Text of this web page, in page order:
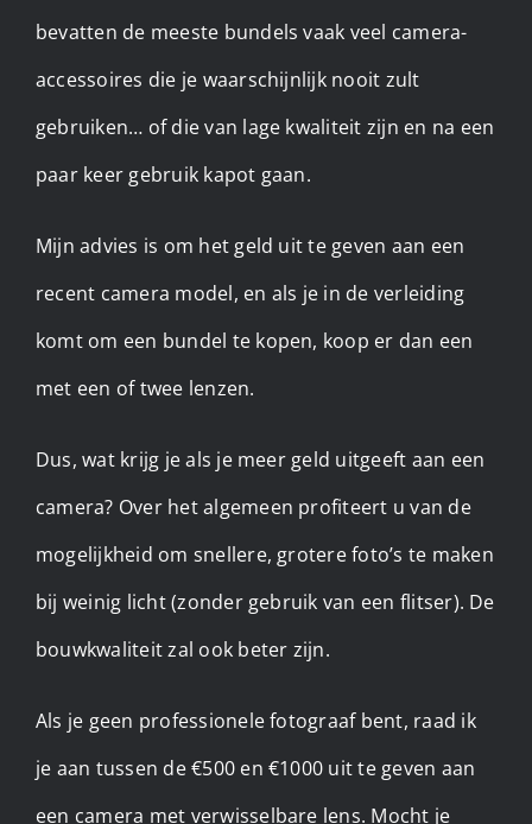
bevatten de meeste bundels vaak veel camera-
accessoires die je waarschijnlijk nooit zult
gebruiken… of die van lage kwaliteit zijn en na een
paar keer gebruik kapot gaan.
Mijn advies is om het geld uit te geven aan een
recent camera model, en als je in de verleiding
komt om een bundel te kopen, koop er dan een
met een of twee lenzen.
Dus, wat krijg je als je meer geld uitgeeft aan een
camera? Over het algemeen profiteert u van de
mogelijkheid om snellere, grotere foto’s te maken
bij weinig licht (zonder gebruik van een flitser). De
bouwkwaliteit zal ook beter zijn.
Als je geen professionele fotograaf bent, raad ik
je aan tussen de €500 en €1000 uit te geven aan
een camera met verwisselbare lens. Mocht je